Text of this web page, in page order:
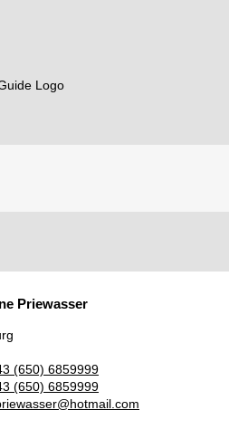
Priewasser
(650) 6859999
(650) 6859999